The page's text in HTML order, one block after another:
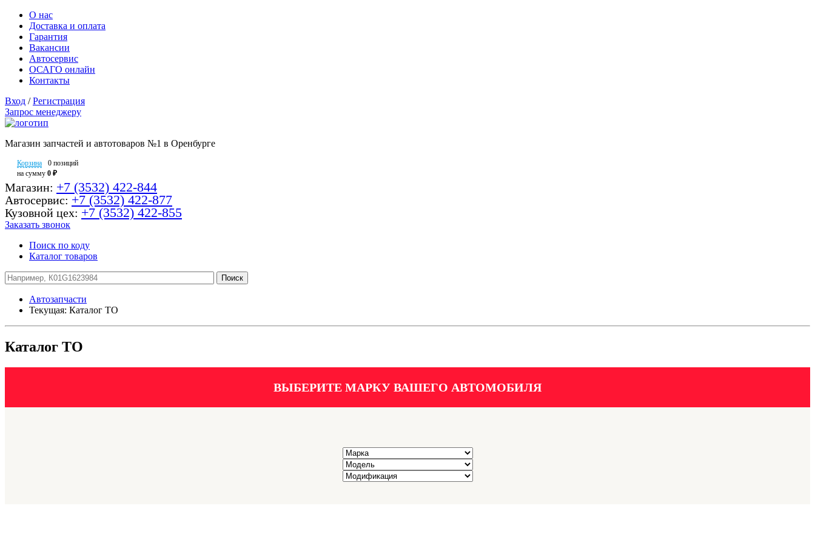
О нас
Доставка и оплата
Гарантия
Вакансии
Автосервис
ОСАГО онлайн
Контакты
Вход / Регистрация
Запрос менеджеру
Магазин запчастей и автотоваров №1 в Оренбурге
Корзина
0 позиций
на сумму 0 ₽
Магазин: +7 (3532) 422-844
Автосервис: +7 (3532) 422-877
Кузовной цех: +7 (3532) 422-855
Заказать звонок
Поиск по коду
Каталог товаров
Автозапчасти
Текущая: Каталог ТО
Каталог ТО
ВЫБЕРИТЕ МАРКУ ВАШЕГО АВТОМОБИЛЯ